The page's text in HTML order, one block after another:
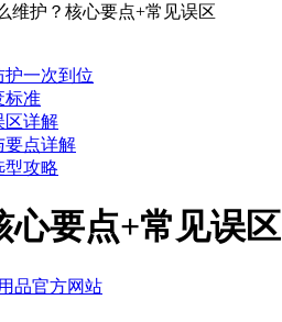
维护？核心要点+常见误区
一次到位
标准
区详解
要点详解
型攻略
心要点+常见误区
品官方网站